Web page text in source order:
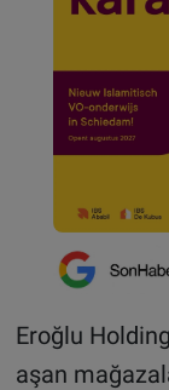
Eroğlu
aşan